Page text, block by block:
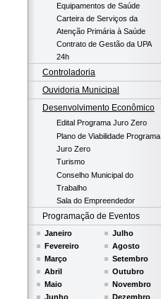
Equipamentos de Saúde
Carteira de Serviços da
Atenção Primária à Saúde
Contrato de Gestão da UPA
24h
Controladoria
Ouvidoria Municipal
Desenvolvimento Econômico
Edital Programa Juro Zero
Plano de Viabilidade Programa
Juro Zero
Turismo
Conselho Municipal do
Trabalho
Sala do Empreendedor
Programação de Eventos
Janeiro
Fevereiro
Março
Abril
Maio
Junho
Julho
Agosto
Setembro
Outubro
Novembro
Dezembro